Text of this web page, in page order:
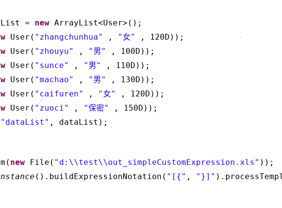
= new ArrayList<User>();
User( "zhangchunhua" , " 女"
, 120D));
User( "zhouyu" , " 男 "
, 100D));
User( "sunce" , " 男 "
, 110D));
User( "machao" , " 男 "
, 130D));
User( "caifuren" , " 女"
, 120D));
User("zuoci" , "保密"
, 150D));
"dataList" , dataList);
new File( "d:\\test\\out_simpleCustomExpression.xls" ));
().buildExpressionNotation( "[{" , "}]"